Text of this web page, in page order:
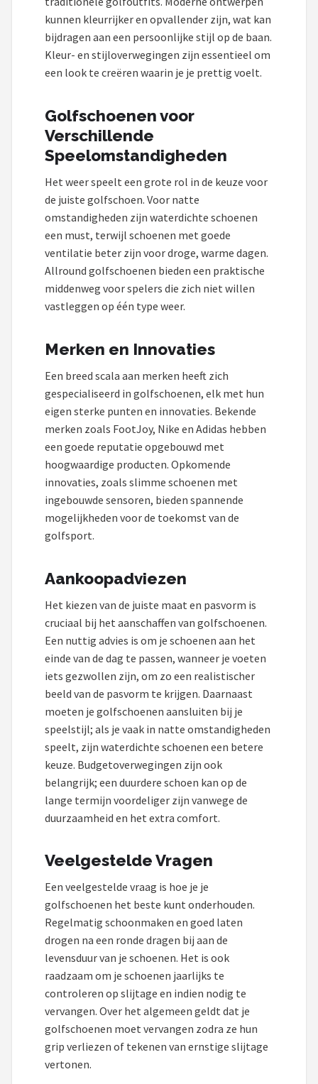
kunnen kleurrijker en opvallender zijn, wat kan
bijdragen aan een persoonlijke stijl op de baan.
Kleur- en stijloverwegingen zijn essentieel om
een look te creëren waarin je je prettig voelt.
Golfschoenen voor
Verschillende
Speelomstandigheden
Het weer speelt een grote rol in de keuze voor
de juiste golfschoen. Voor natte
omstandigheden zijn waterdichte schoenen
een must, terwijl schoenen met goede
ventilatie beter zijn voor droge, warme dagen.
Allround golfschoenen bieden een praktische
middenweg voor spelers die zich niet willen
vastleggen op één type weer.
Merken en Innovaties
Een breed scala aan merken heeft zich
gespecialiseerd in golfschoenen, elk met hun
eigen sterke punten en innovaties. Bekende
merken zoals FootJoy, Nike en Adidas hebben
een goede reputatie opgebouwd met
hoogwaardige producten. Opkomende
innovaties, zoals slimme schoenen met
ingebouwde sensoren, bieden spannende
mogelijkheden voor de toekomst van de
golfsport.
Aankoopadviezen
Het kiezen van de juiste maat en pasvorm is
cruciaal bij het aanschaffen van golfschoenen.
Een nuttig advies is om je schoenen aan het
einde van de dag te passen, wanneer je voeten
iets gezwollen zijn, om zo een realistischer
beeld van de pasvorm te krijgen. Daarnaast
moeten je golfschoenen aansluiten bij je
speelstijl; als je vaak in natte omstandigheden
speelt, zijn waterdichte schoenen een betere
keuze. Budgetoverwegingen zijn ook
belangrijk; een duurdere schoen kan op de
lange termijn voordeliger zijn vanwege de
duurzaamheid en het extra comfort.
Veelgestelde Vragen
Een veelgestelde vraag is hoe je je
golfschoenen het beste kunt onderhouden.
Regelmatig schoonmaken en goed laten
drogen na een ronde dragen bij aan de
levensduur van je schoenen. Het is ook
raadzaam om je schoenen jaarlijks te
controleren op slijtage en indien nodig te
vervangen. Over het algemeen geldt dat je
golfschoenen moet vervangen zodra ze hun
grip verliezen of tekenen van ernstige slijtage
vertonen.